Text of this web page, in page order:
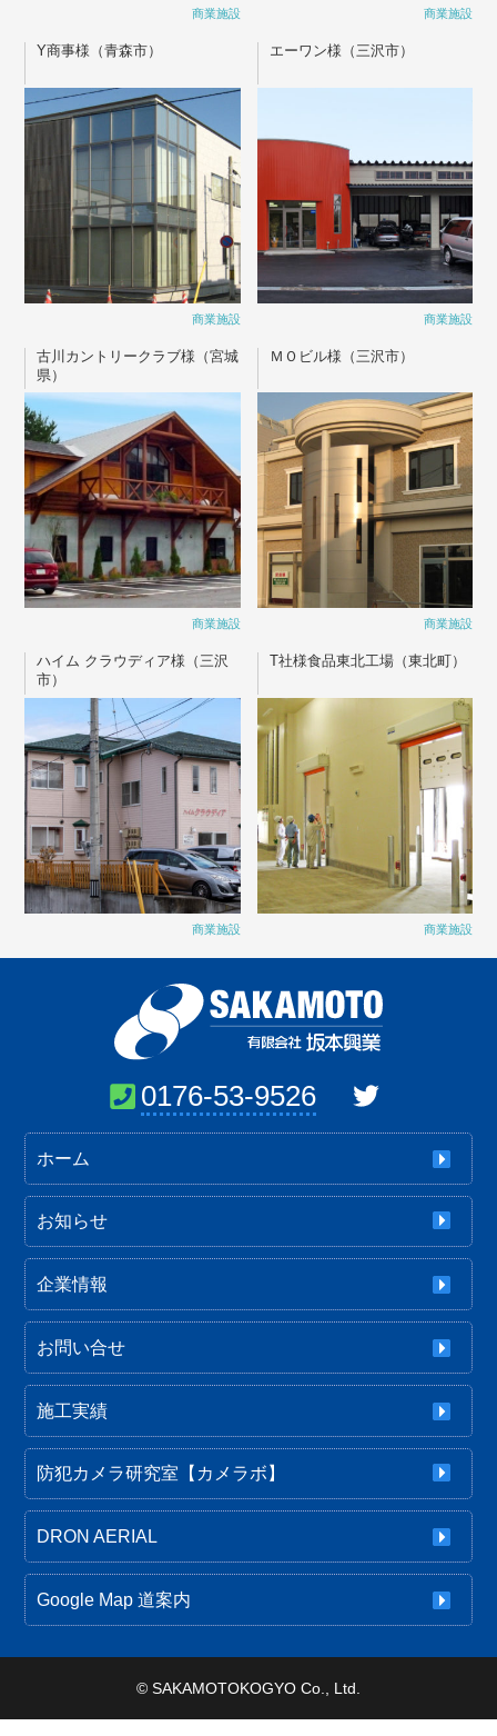
商業施設 商業施設
Y商事様（青森市）
商業施設
エーワン様（三沢市）
商業施設
古川カントリークラブ様（宮城
県）
商業施設
ＭＯビル様（三沢市）
商業施設
ハイム クラウディア様（三沢
市）
商業施設
T社様食品東北工場（東北町）
商業施設
0176-53-9526
ホーム
お知らせ
企業情報
お問い合せ
施工実績
防犯カメラ研究室【カメラボ】
DRON AERIAL
Google Map 道案内
© SAKAMOTOKOGYO Co., Ltd.